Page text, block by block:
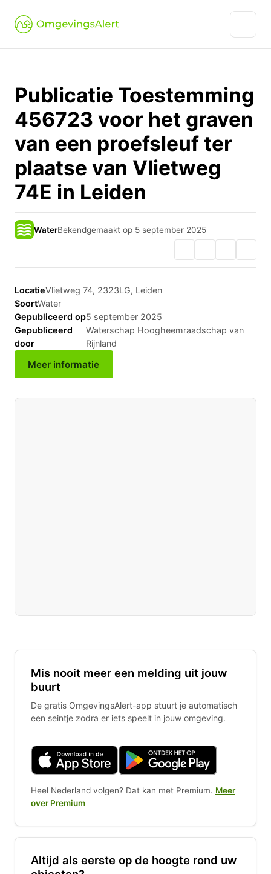
Publicatie Toestemming
456723 voor het graven
van een proefsleuf ter
plaatse van Vlietweg
74E in Leiden
WaterBekendgemaakt op 5 september 2025
LocatieVlietweg 74, 2323LG, Leiden
SoortWater
Gepubliceerd op5 september 2025
Gepubliceerd
door
Waterschap Hoogheemraadschap van
Rijnland
Meer informatie
Mis nooit meer een melding uit jouw
buurt
De gratis OmgevingsAlert-app stuurt je automatisch
een seintje zodra er iets speelt in jouw omgeving.
Heel Nederland volgen? Dat kan met Premium. Meer
over Premium
Altijd als eerste op de hoogte rond uw